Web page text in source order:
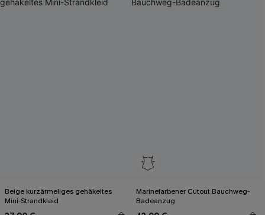
Beige kurzärmeliges gehäkeltes
Mini-Strandkleid
Marinefarbener Cutout Bauchweg-
Badeanzug